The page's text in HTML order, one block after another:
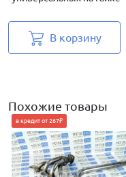
В корзину
Похожие товары
в кредит от 267₽